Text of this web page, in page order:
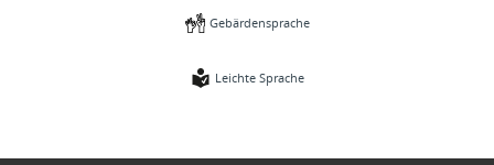
Gebärdensprache
Leichte Sprache